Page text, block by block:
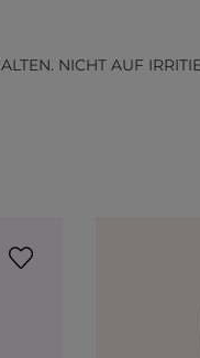
NICHT AUF